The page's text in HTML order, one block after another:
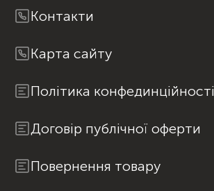
Контакти
Карта сайту
Політика конфединційності
Договір публічної оферти
Повернення товару